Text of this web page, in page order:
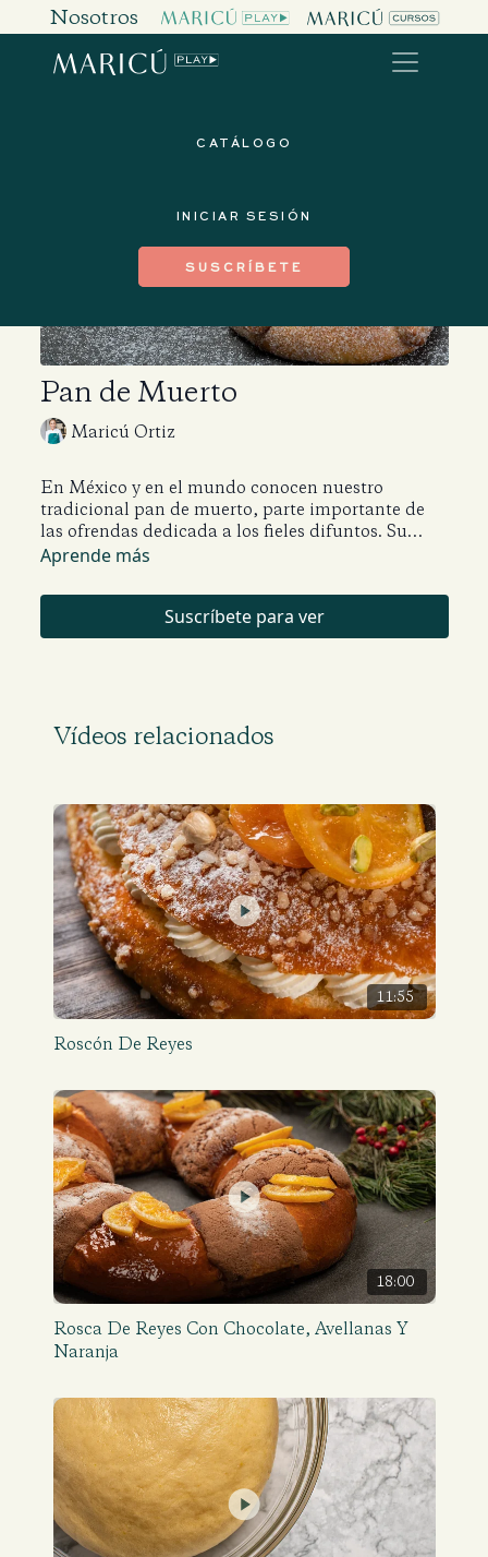
Nosotros
CATÁLOGO
INICIAR SESIÓN
SUSCRÍBETE
Pan de Muerto
Maricú Ortiz
En México y en el mundo conocen nuestro
tradicional pan de muerto, parte importante de
las ofrendas dedicada a los fieles difuntos. Su
perfume de agua de azahar, el sabor a mantequilla
resto de los panes.
Videos relacionados:
Aprende más
Suscríbete para ver
Vídeos relacionados
11:55
Roscón De Reyes
18:00
Rosca De Reyes Con Chocolate, Avellanas Y
Naranja